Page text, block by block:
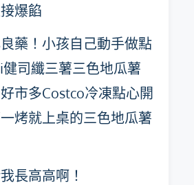
爆餡
藥！小孩自己動手做點
司纖三薯三色地瓜薯
市多Costco冷凍點心開
烤就上桌的三色地瓜薯
長高高啊！